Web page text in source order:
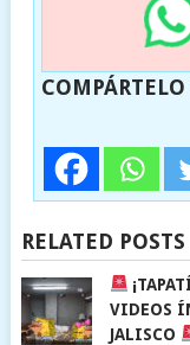
RELATED POSTS
VIDEOS
JALISCO